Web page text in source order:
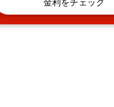
金利をチェック